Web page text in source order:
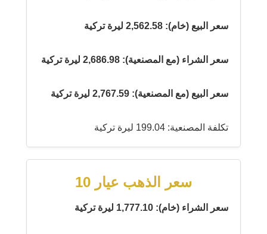
سعر البيع (خام): 2,562.58 ليرة تركية
سعر الشراء (مع المصنعية): 2,686.98 ليرة تركية
سعر البيع (مع المصنعية): 2,767.59 ليرة تركية
تكلفة المصنعية: 199.04 ليرة تركية
سعر الذهب عيار 10
سعر الشراء (خام): 1,777.10 ليرة تركية